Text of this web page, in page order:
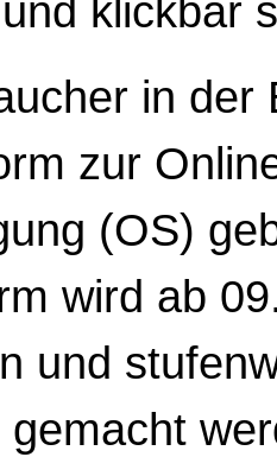
klickbar
in der
zur
(OS)
wird ab
und
gemacht